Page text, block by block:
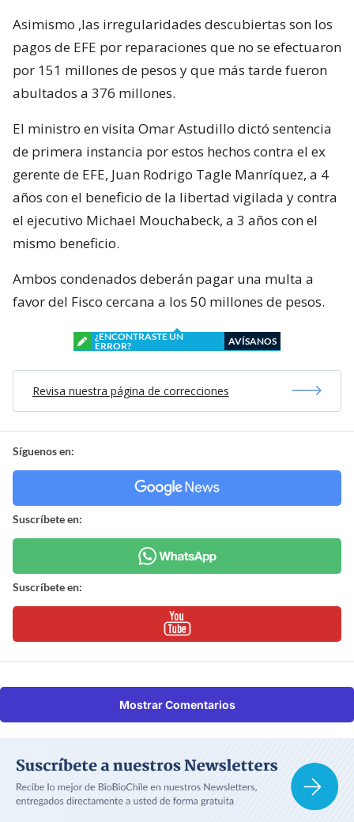
Asimismo ,las irregularidades descubiertas son los
pagos de EFE por reparaciones que no se efectuaron
por 151 millones de pesos y que más tarde fueron
abultados a 376 millones.
El ministro en visita Omar Astudillo dictó sentencia
de primera instancia por estos hechos contra el ex
gerente de EFE, Juan Rodrigo Tagle Manríquez, a 4
años con el beneficio de la libertad vigilada y contra
el ejecutivo Michael Mouchabeck, a 3 años con el
mismo beneficio.
Ambos condenados deberán pagar una multa a
favor del Fisco cercana a los 50 millones de pesos.
¿ENCONTRASTE UN
ERROR?
AVÍSANOS
Revisa nuestra página de correcciones
Síguenos en:
Suscríbete en:
Suscríbete en:
Mostrar Comentarios